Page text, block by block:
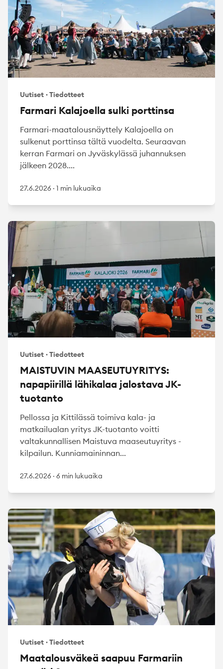
Uutiset ·Tiedotteet
Farmari Kalajoella sulki porttinsa
Farmari-maatalousnäyttely Kalajoella on
sulkenut porttinsa tältä vuodelta. Seuraavan
kerran Farmari on Jyväskylässä juhannuksen
jälkeen 2028....
27.6.2026 · 1 min lukuaika
Uutiset ·Tiedotteet
MAISTUVIN MAASEUTUYRITYS:
napapiirillä lähikalaa jalostava JK-
tuotanto
Pellossa ja Kittilässä toimiva kala- ja
matkailualan yritys JK-tuotanto voitti
valtakunnallisen Maistuva maaseutuyritys -
kilpailun. Kunniamaininnan...
27.6.2026 · 6 min lukuaika
Uutiset ·Tiedotteet
Maatalousväkeä saapuu Farmariin